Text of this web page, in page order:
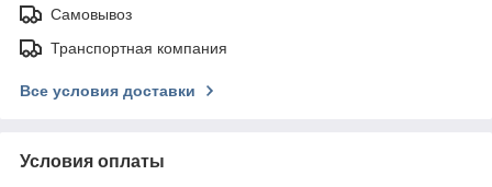
Самовывоз
Транспортная компания
Все условия доставки
Условия оплаты